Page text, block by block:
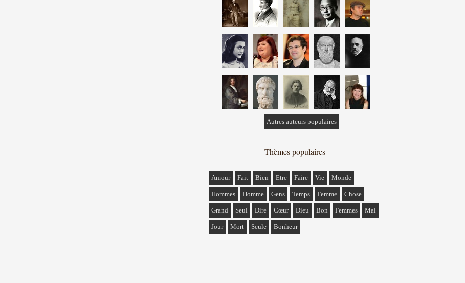
Autres auteurs populaires
Thèmes populaires
Amour Fait Bien Etre Faire Vie Monde
Hommes Homme Gens Temps Femme Chose
Grand Seul Dire Cœur Dieu Bon Femmes Mal
Jour Mort Seule Bonheur